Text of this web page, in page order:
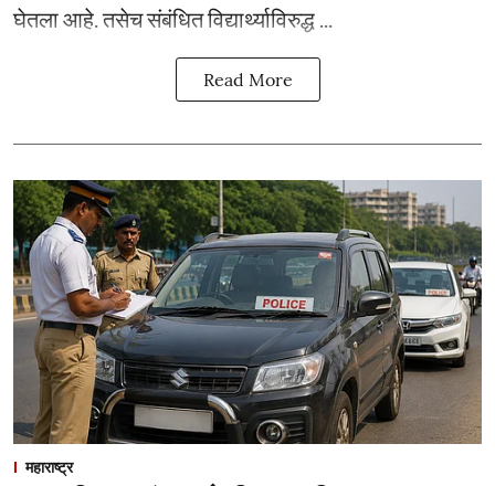
घेतला आहे. तसेच संबंधित विद्यार्थ्याविरुद्ध ...
Read More
महाराष्ट्र